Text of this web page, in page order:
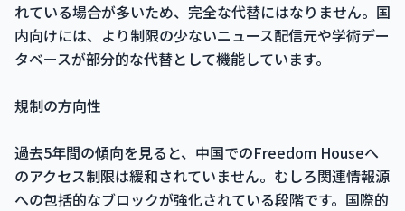
れている場合が多いため、完全な代替にはなりません。国
内向けには、より制限の少ないニュース配信元や学術デー
タベースが部分的な代替として機能しています。
規制の方向性
過去5年間の傾向を見ると、中国でのFreedom Houseへ
のアクセス制限は緩和されていません。むしろ関連情報源
への包括的なブロックが強化されている段階です。国際的